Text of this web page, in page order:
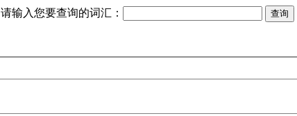
请输入您要查询的词汇：